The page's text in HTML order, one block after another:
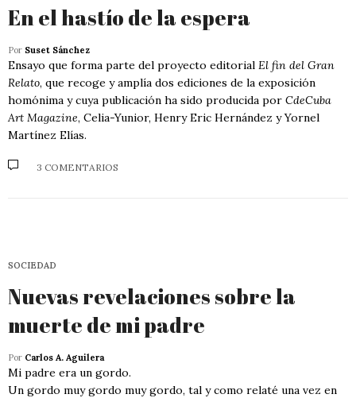
En el hastío de la espera
Por Suset Sánchez
Ensayo que forma parte del proyecto editorial El fin del Gran
Relato, que recoge y amplía dos ediciones de la exposición
homónima y cuya publicación ha sido producida por CdeCuba
Art Magazine, Celia-Yunior, Henry Eric Hernández y Yornel
Martínez Elías.
3 COMENTARIOS
SOCIEDAD
Nuevas revelaciones sobre la
muerte de mi padre
Por Carlos A. Aguilera
Mi padre era un gordo.
Un gordo muy gordo muy gordo, tal y como relaté una vez en